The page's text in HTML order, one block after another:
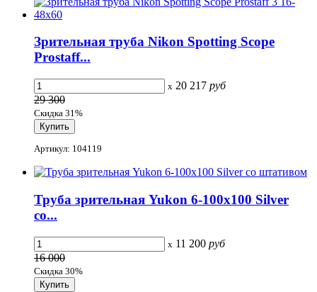
Зрительная труба Nikon Spotting Scope
Prostaff...
x 20 217 руб
29 300
Скидка 31%
Артикул: 104119
Труба зрительная Yukon 6-100x100 Silver
со...
x 11 200 руб
16 000
Скидка 30%